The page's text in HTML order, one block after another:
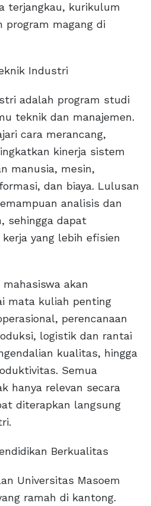
terjangkau, kurikulum
program magang di
Industri
adalah program studi
teknik dan manajemen.
cara merancang,
kinerja sistem
manusia, mesin,
dan biaya. Lulusan
analisis dan
sehingga dapat
yang lebih efisien
akan
mata kuliah penting
perencanaan
logistik dan rantai
kualitas, hingga
Semua
hanya relevan secara
diterapkan langsung
Berkualitas
Universitas Masoem
ramah di kantong.